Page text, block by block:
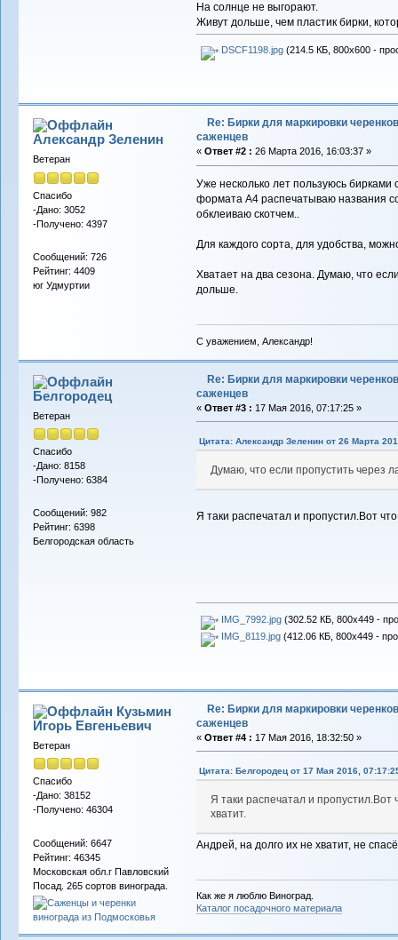
На солнце не выгорают.
Живут дольше, чем пластик бирки,
DSCF1198.jpg(214.5 КБ, 800x600 -
Александр Зеленин
Ветеран
Спасибо
-Дано: 3052
-Получено: 4397
Сообщений: 726
Рейтинг: 4409
юг Удмуртии
Re: Бирки для маркировки
саженцев
« Ответ #2 : 26 Марта 2016, 16:03:37 »
Уже несколько лет пользуюсь бирками
формата А4 распечатываю названия
обклеиваю скотчем..
Для каждого сорта, для удобства,
Хватает на два сезона. Думаю, что
дольше.
С уважением, Александр!
Белгородец
Ветеран
Спасибо
-Дано: 8158
-Получено: 6384
Сообщений: 982
Рейтинг: 6398
Белгородская область
Re: Бирки для маркировки
саженцев
« Ответ #3 : 17 Мая 2016, 07:17:25 »
Цитата: Александр Зеленин от 26 Марта
Думаю, что если пропустить через
Я таки распечатал и пропустил.Вот
IMG_7992.jpg(302.52 КБ, 800x449 -
IMG_8119.jpg(412.06 КБ, 800x449 -
Кузьмин
Игорь Евгеньевич
Ветеран
Спасибо
-Дано: 38152
-Получено: 46304
Сообщений: 6647
Рейтинг: 46345
Московская обл.г Павловский
Посад. 265 сортов винограда.
Re: Бирки для маркировки
саженцев
« Ответ #4 : 17 Мая 2016, 18:32:50 »
Цитата: Белгородец от 17 Мая 2016,
Я таки распечатал и пропустил.Вот
хватит.
Андрей, на долго их не хватит, не
Как же я люблю Виноград.
Каталог посадочного материала